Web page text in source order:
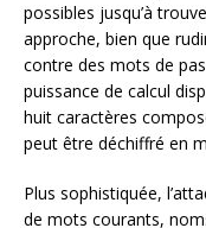
possibles jusqu’à
approche, bien que
contre des mots de
puissance de calcul
huit caractères
peut être déchiffré en
Plus sophistiquée,
de mots courants,